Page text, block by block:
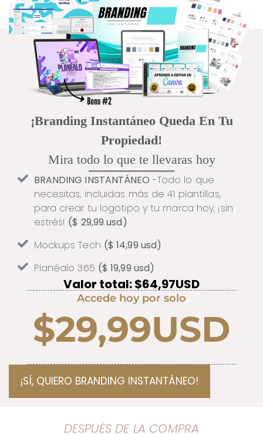
¡Branding Instantáneo Queda En Tu
Propiedad!
Mira todo lo que te llevaras hoy
BRANDING INSTANTÁNEO -Todo lo que
necesitas, incluidas más de 41 plantillas,
para crear tu logotipo y tu marca hoy, ¡sin
estrés! ($ 29,99 usd)
Mockups Tech ($ 14,99 usd)
Planéalo 365 ($ 19,99 usd)
Valor total: $64,97USD
Accede hoy por solo
$29,99USD
¡SÍ, QUIERO BRANDING INSTANTÁNEO!
DESPUÉS DE LA COMPRA